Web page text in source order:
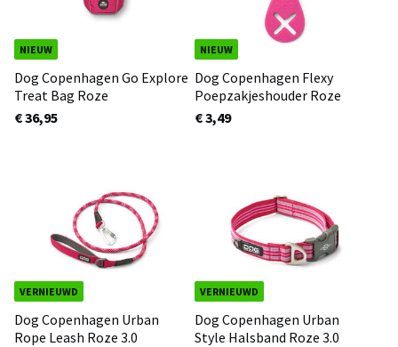
NIEUW
Dog Copenhagen Go Explore
Treat Bag Roze
€ 36,95
NIEUW
Dog Copenhagen Flexy
Poepzakjeshouder Roze
€ 3,49
VERNIEUWD
Dog Copenhagen Urban
Rope Leash Roze 3.0
VERNIEUWD
Dog Copenhagen Urban
Style Halsband Roze 3.0